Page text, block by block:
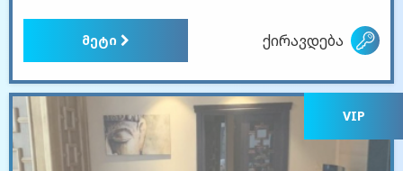
მეტი ქირავდება
VIP